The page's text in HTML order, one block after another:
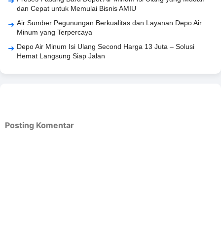
dan Cepat untuk Memulai Bisnis AMIU
Air Sumber Pegunungan Berkualitas dan Layanan Depo Air
Minum yang Terpercaya
Depo Air Minum Isi Ulang Second Harga 13 Juta – Solusi
Hemat Langsung Siap Jalan
Posting Komentar